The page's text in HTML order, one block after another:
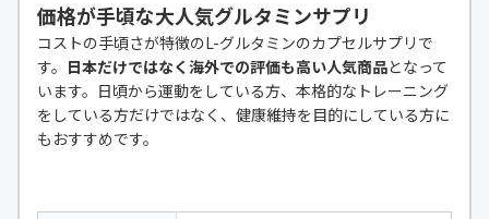
価格が手頃な大人気グルタミンサプリ
コストの手頃さが特徴のL-グルタミンのカプセルサプリで
す。 日本だけではなく海外での評価も高い人気商品となって
います。日頃から運動をしている方、本格的なトレーニング
をしている方だけではなく、健康維持を目的にしている方に
もおすすめです。